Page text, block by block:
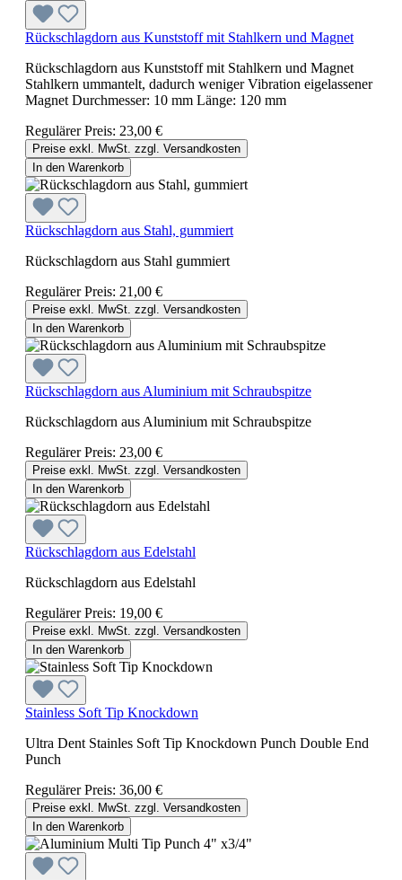
Rückschlagdorn aus Kunststoff mit Stahlkern und Magnet
Rückschlagdorn aus Kunststoff mit Stahlkern und Magnet
Stahlkern ummantelt, dadurch weniger Vibration eigelassener
Magnet Durchmesser: 10 mm Länge: 120 mm
Regulärer Preis: 23,00 €
Preise exkl. MwSt. zzgl. Versandkosten
In den Warenkorb
Rückschlagdorn aus Stahl, gummiert
Rückschlagdorn aus Stahl gummiert
Regulärer Preis: 21,00 €
Preise exkl. MwSt. zzgl. Versandkosten
In den Warenkorb
Rückschlagdorn aus Aluminium mit Schraubspitze
Rückschlagdorn aus Aluminium mit Schraubspitze
Regulärer Preis: 23,00 €
Preise exkl. MwSt. zzgl. Versandkosten
In den Warenkorb
Rückschlagdorn aus Edelstahl
Rückschlagdorn aus Edelstahl
Regulärer Preis: 19,00 €
Preise exkl. MwSt. zzgl. Versandkosten
In den Warenkorb
Stainless Soft Tip Knockdown
Ultra Dent Stainles Soft Tip Knockdown Punch Double End
Punch
Regulärer Preis: 36,00 €
Preise exkl. MwSt. zzgl. Versandkosten
In den Warenkorb